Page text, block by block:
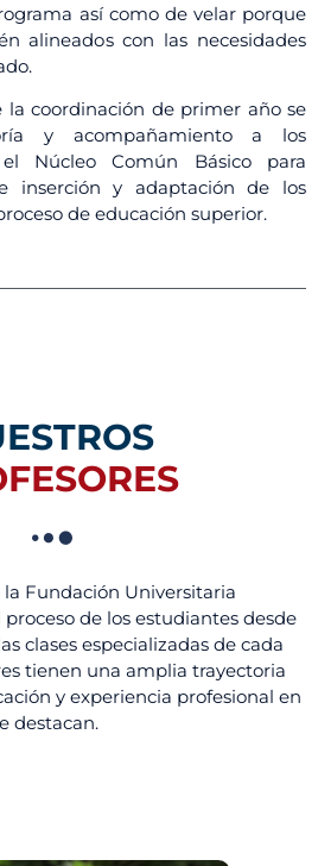
así como de velar porque
alineados con las necesidades
la coordinación de primer año se
y acompañamiento a los
Núcleo Común Básico para
inserción y adaptación de los
de educación superior.
Fundación Universitaria
de los estudiantes desde
clases especializadas de cada
tienen una amplia trayectoria
y experiencia profesional en
destacan.